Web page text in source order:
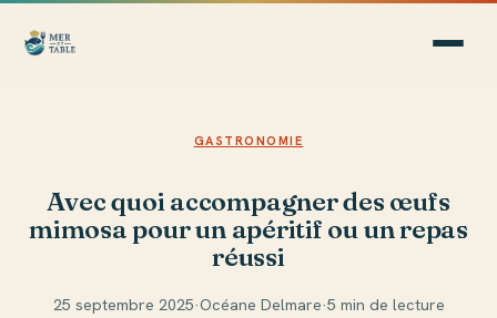
GASTRONOMIE
Avec quoi accompagner des œufs
mimosa pour un apéritif ou un repas
réussi
25 septembre 2025·Océane Delmare·5 min de lecture